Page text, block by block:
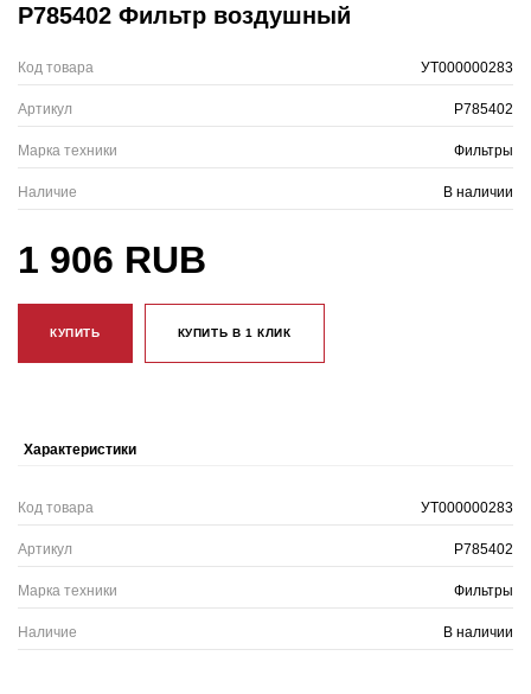
P785402 Фильтр воздушный
Код товара УТ000000283
Артикул P785402
Марка техники Фильтры
Наличие В наличии
1 906 RUB
КУПИТЬ КУПИТЬ В 1 КЛИК
Характеристики
Код товара УТ000000283
Артикул P785402
Марка техники Фильтры
Наличие В наличии